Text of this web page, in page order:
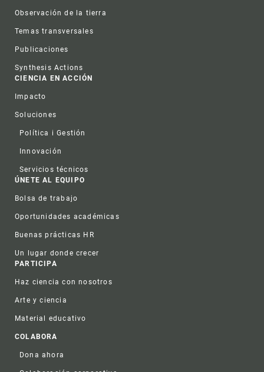
Observación de la tierra
Temas transversales
Publicaciones
Synthesis Actions
CIENCIA EN ACCIÓN
Impacto
Soluciones
Política i Gestión
Innovación
Servicios técnicos
ÚNETE AL EQUIPO
Bolsa de trabajo
Oportunidades académicas
Buenas prácticas HR
Un lugar donde crecer
PARTICIPA
Haz ciencia con nosotros
Arte y ciencia
Material educativo
COLABORA
Dona ahora